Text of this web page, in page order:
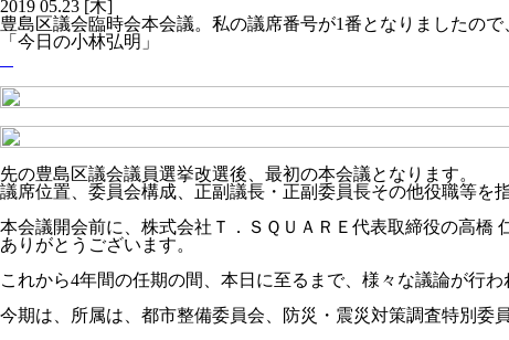
2019 05.23 [木]
豊島区議会臨時会本会議。私の議席番号が1番となりましたの
「今日の小林弘明」
先の豊島区議会議員選挙改選後、最初の本会議となります。
議席位置、委員会構成、正副議長・正副委員長その他役職等を
本会議開会前に、株式会社Ｔ．ＳＱＵＡＲＥ代表取締役の高橋
ありがとうございます。
これから4年間の任期の間、本日に至るまで、様々な議論が行
今期は、所属は、都市整備委員会、防災・震災対策調査特別委